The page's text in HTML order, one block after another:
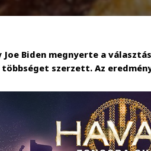
Joe Biden megnyerte a
szerzett. Az